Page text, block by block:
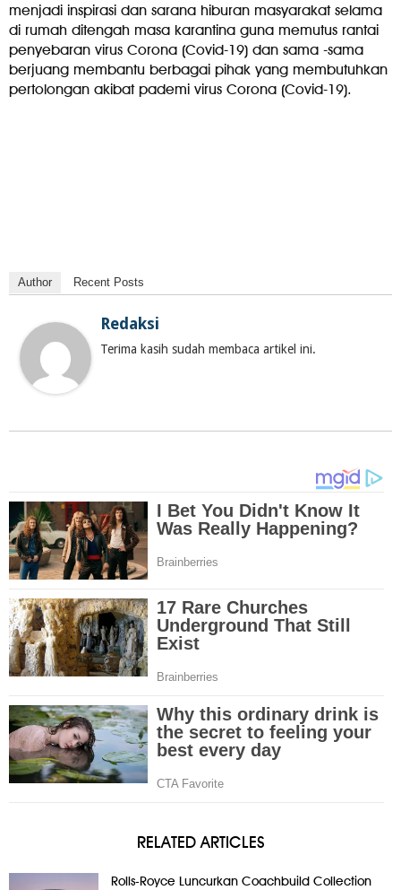
menjadi inspirasi dan sarana hiburan masyarakat selama
di rumah ditengah masa karantina guna memutus rantai
penyebaran virus Corona (Covid-19) dan sama -sama
berjuang membantu berbagai pihak yang membutuhkan
pertolongan akibat pademi virus Corona (Covid-19).
Author Recent Posts
Redaksi
Terima kasih sudah membaca artikel ini.
RELATED ARTICLES
Rolls-Royce Luncurkan Coachbuild Collection